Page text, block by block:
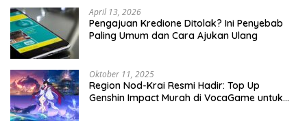
April 13, 2026
Pengajuan Kredione Ditolak? Ini Penyebab
Paling Umum dan Cara Ajukan Ulang
Oktober 11, 2025
Region Nod-Krai Resmi Hadir: Top Up
Genshin Impact Murah di VocaGame untuk